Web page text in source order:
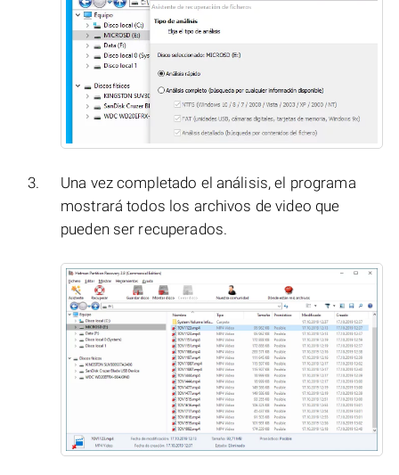
Una vez completado el análisis, el programa
mostrará todos los archivos de video que
pueden ser recuperados.